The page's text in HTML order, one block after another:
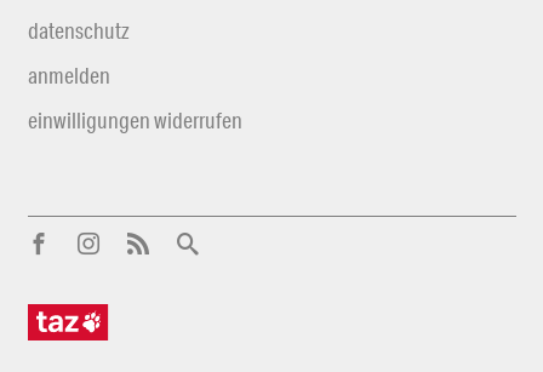
datenschutz
anmelden
einwilligungen widerrufen